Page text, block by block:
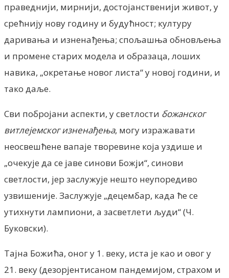
праведнији, мирнији, достојанственији живот, у
срећнију нову годину и будућност; културу
даривања и изненађења; спољашња обновљења
и промене старих модела и образаца, лоших
навика, „окретање новог листа“ у новој години, и
тако даље.
Сви побројани аспекти, у светлости божанског
витлејемског изненађења, могу изражавати
неосвешћене вапаје творевине која уздише и
„очекује да се јаве синови Божји“, синови
светлости, јер заслужује нешто неупоредиво
узвишеније. Заслужује „децембар, када ће се
утихнути лампиони, а засветлети људи“ (Ч.
Буковски).
Тајна Божића, оног у 1. веку, иста је као и овог у
21. веку (дезорјентисаном пандемијом, страхом и